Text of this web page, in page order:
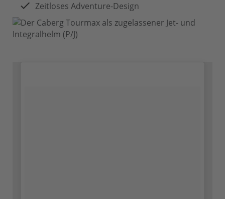
Zeitloses Adventure-Design